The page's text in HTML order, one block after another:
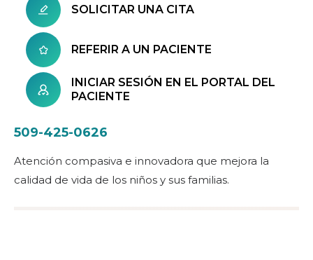
SOLICITAR UNA CITA
REFERIR A UN PACIENTE
INICIAR SESIÓN EN EL PORTAL DEL
PACIENTE
509-425-0626
Atención compasiva e innovadora que mejora la
calidad de vida de los niños y sus familias.